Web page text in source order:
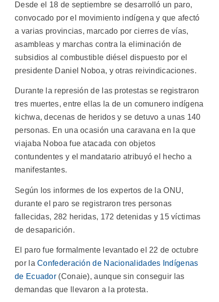
Desde el 18 de septiembre se desarrolló un paro,
convocado por el movimiento indígena y que afectó
a varias provincias, marcado por cierres de vías,
asambleas y marchas contra la eliminación de
subsidios al combustible diésel dispuesto por el
presidente Daniel Noboa, y otras reivindicaciones.
Durante la represión de las protestas se registraron
tres muertes, entre ellas la de un comunero indígena
kichwa, decenas de heridos y se detuvo a unas 140
personas. En una ocasión una caravana en la que
viajaba Noboa fue atacada con objetos
contundentes y el mandatario atribuyó el hecho a
manifestantes.
Según los informes de los expertos de la ONU,
durante el paro se registraron tres personas
fallecidas, 282 heridas, 172 detenidas y 15 víctimas
de desaparición.
El paro fue formalmente levantado el 22 de octubre
por laConfederación de Nacionalidades Indígenas
de Ecuador (Conaie), aunque sin conseguir las
demandas que llevaron a la protesta.